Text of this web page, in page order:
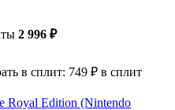
2 996 ₽
в сплит: 749 ₽ в сплит
Royal Edition (Nintendo